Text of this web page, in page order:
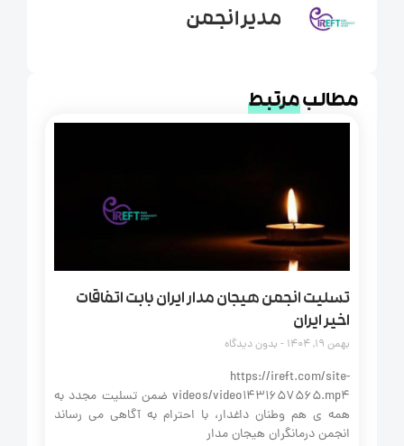
مدیر انجمن
مطالبمرتبط
تسلیت انجمن هیجان مدار ایران بابت اتفاقات
اخیر ایران
بدون دیدگاه
https://ireft.com/site-
videos/video1431657565.mp4 ضمن تسلیت مجدد به
همه‌ ی هم‌ وطنان داغدار، با احترام به آگاهی می‌ رساند
انجمن درمانگران هیجان‌ مدار